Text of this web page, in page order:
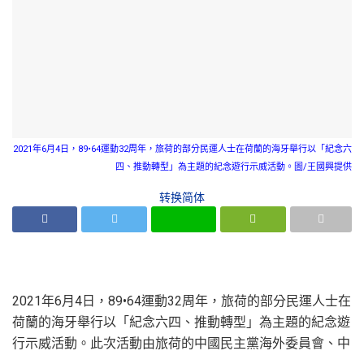
2021年6月4日，89•64運動32周年，旅荷的部分民運人士在荷蘭的海牙舉行以「紀念六
四、推動轉型」為主題的紀念遊行示威活動。圖/王國興提供
转换简体
2021年6月4日，89•64運動32周年，旅荷的部分民運人士在
荷蘭的海牙舉行以「紀念六四、推動轉型」為主題的紀念遊
行示威活動。此次活動由旅荷的中國民主黨海外委員會、中